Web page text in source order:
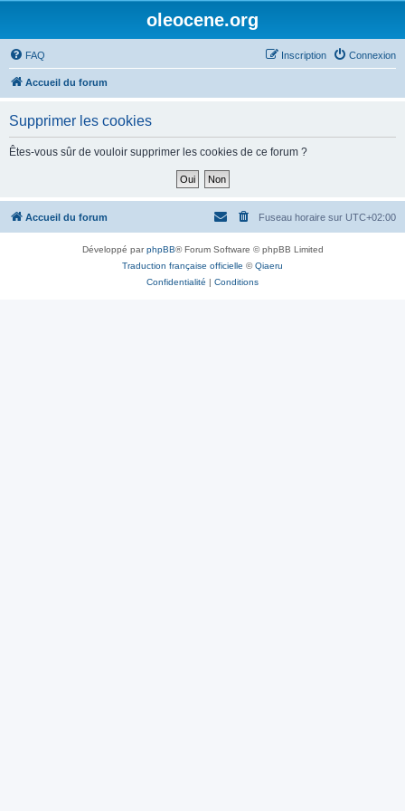
oleocene.org
FAQ Connexion
Inscription
Accueil du forum
Supprimer les cookies
Êtes-vous sûr de vouloir supprimer les cookies de ce forum ?
Accueil du forum Fuseau horaire sur UTC+02:00
Développé parphpBB® Forum Software © phpBB Limited
Traduction française officielle ©Qiaeru
Confidentialité | Conditions